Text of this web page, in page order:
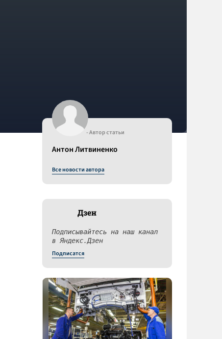
- Автор статьи
Антон Литвиненко
Все новости автора
Дзен
Подписывайтесь на наш канал
в Яндекс.Дзен
Подписатся